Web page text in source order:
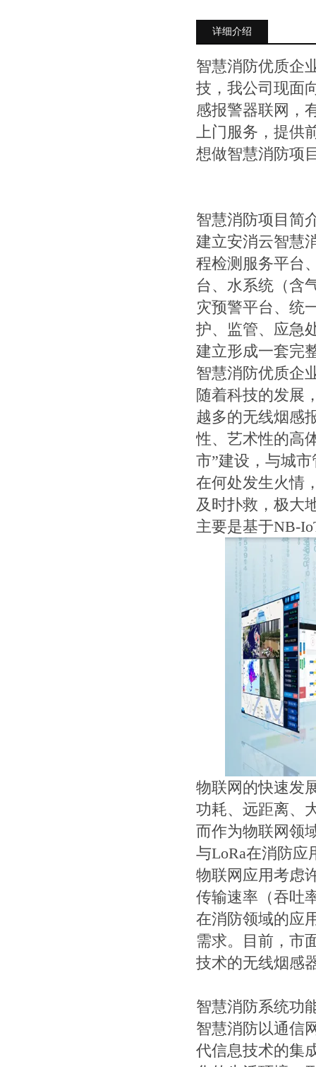
详细介绍
智慧消防优质企
技，我公司现面
感报警器联网，
上门服务，提供
想做智慧消防项
智慧消防项目简
建立安消云智慧
程检测服务平台
台、水系统（含
灾预警平台、统
护、监管、应急
建立形成一套完
智慧消防优质企
随着科技的发展
越多的无线烟感
性、艺术性的高
市”建设，与城
在何处发生火情
及时扑救，极大
主要是基于NB-
物联网的快速发
功耗、远距离、
而作为物联网领
与LoRa在消防应
物联网应用考虑
传输速率（吞吐
在消防领域的应
需求。目前，市
技术的无线烟感
智慧消防系统功
智慧消防以通信
代信息技术的集